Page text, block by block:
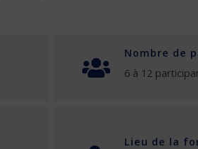
Nombre de
6 à 12
Lieu de la